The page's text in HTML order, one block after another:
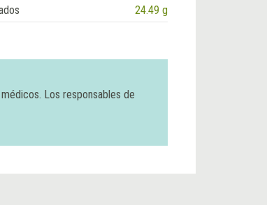
24.49 g
Los responsables de